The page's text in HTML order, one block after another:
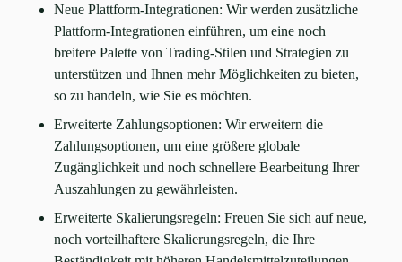
Neue Plattform-Integrationen: Wir werden zusätzliche
Plattform-Integrationen einführen, um eine noch
breitere Palette von Trading-Stilen und Strategien zu
unterstützen und Ihnen mehr Möglichkeiten zu bieten,
so zu handeln, wie Sie es möchten.
Erweiterte Zahlungsoptionen: Wir erweitern die
Zahlungsoptionen, um eine größere globale
Zugänglichkeit und noch schnellere Bearbeitung Ihrer
Auszahlungen zu gewährleisten.
Erweiterte Skalierungsregeln: Freuen Sie sich auf neue,
noch vorteilhaftere Skalierungsregeln, die Ihre